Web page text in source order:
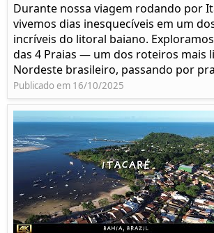
Durante nossa viagem rodando por
vivemos dias inesquecíveis em um
incríveis do litoral baiano.
das 4 Praias — um dos roteiros mais
Nordeste brasileiro, passando por
Publicado em 16/10/2025